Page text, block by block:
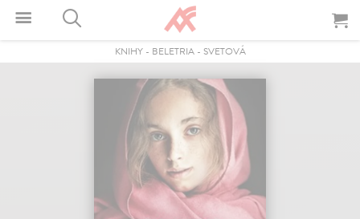
KNIHY- BELETRIA- SVETOVÁ